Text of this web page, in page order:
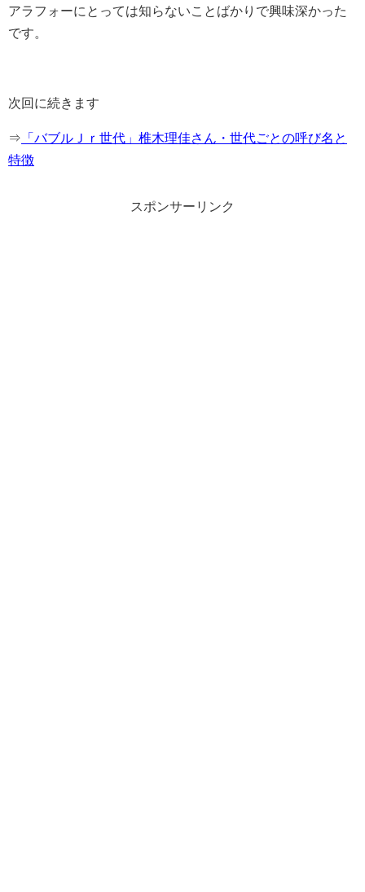
アラフォーにとっては知らないことばかりで興味深かった
です。
次回に続きます
⇒ 「バブルＪｒ世代」椎木理佳さん・世代ごとの呼び名と
特徴
スポンサーリンク